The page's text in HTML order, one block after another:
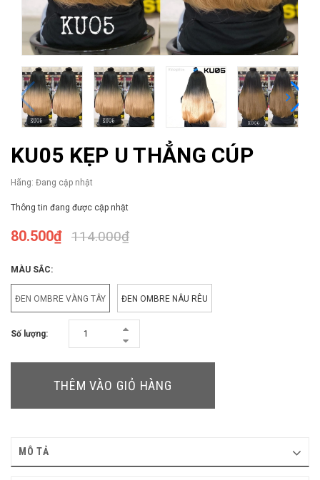
KU05 KẸP U THẲNG CÚP
Hãng: Đang cập nhật
Thông tin đang được cập nhật
80.500₫ 114.000₫
MÀU SẮC:
ĐEN OMBRE VÀNG TÂY ĐEN OMBRE NÂU RÊU
Số lượng:
THÊM VÀO GIỎ HÀNG
MÔ TẢ